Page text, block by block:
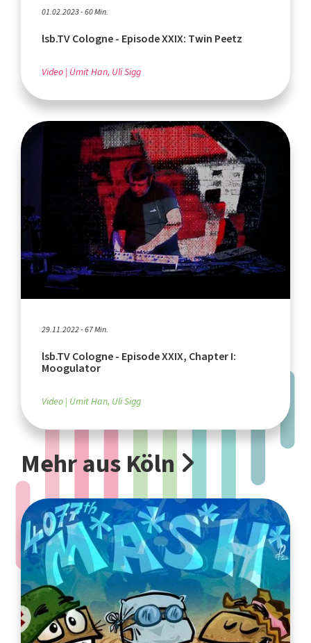
01.02.2023 - 60 Min.
lsb.TV Cologne - Episode XXIX: Twin Peetz
Video Ümit Han, Uli Sigg
29.11.2022 - 67 Min.
lsb.TV Cologne - Episode XXIX, Chapter I:
Moogulator
Video Ümit Han, Uli Sigg
Mehr aus Köln